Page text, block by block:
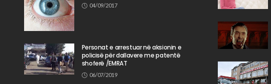
04/09/2017
Personat e arrestuar në aksionin e
policisë për dallavere me patentë
shoferë /EMRAT
06/07/2019